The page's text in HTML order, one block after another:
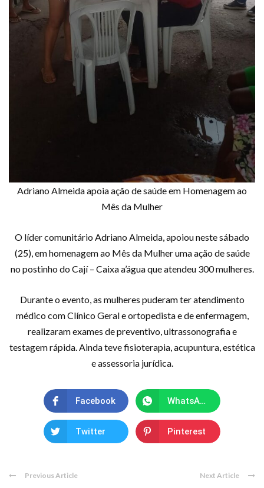
Adriano Almeida apoia ação de saúde em Homenagem ao
Mês da Mulher
O líder comunitário Adriano Almeida, apoiou neste sábado
(25), em homenagem ao Mês da Mulher uma ação de saúde
no postinho do Cají – Caixa a’água que atendeu 300 mulheres.
Durante o evento, as mulheres puderam ter atendimento
médico com Clínico Geral e ortopedista e de enfermagem,
realizaram exames de preventivo, ultrassonografia e
testagem rápida. Ainda teve fisioterapia, acupuntura, estética
e assessoria jurídica.
Facebook WhatsApp
Twitter Pinterest
Previous Article Next Article